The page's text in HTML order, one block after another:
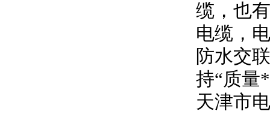
缆，也
电缆，
防水交
持“质量
天津市